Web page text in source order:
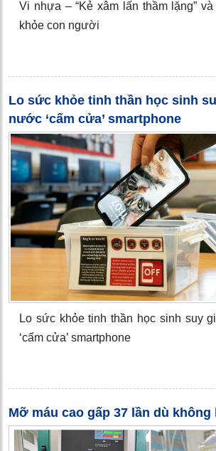
Vi nhựa – “Kẻ xâm lấn thầm lặng”
khỏe con người
Lo sức khỏe tinh thần học sinh
nước ‘cấm cửa’ smartphone
Lo sức khỏe tinh thần học sinh suy
‘cấm cửa’ smartphone
Mỡ máu cao gấp 37 lần dù không